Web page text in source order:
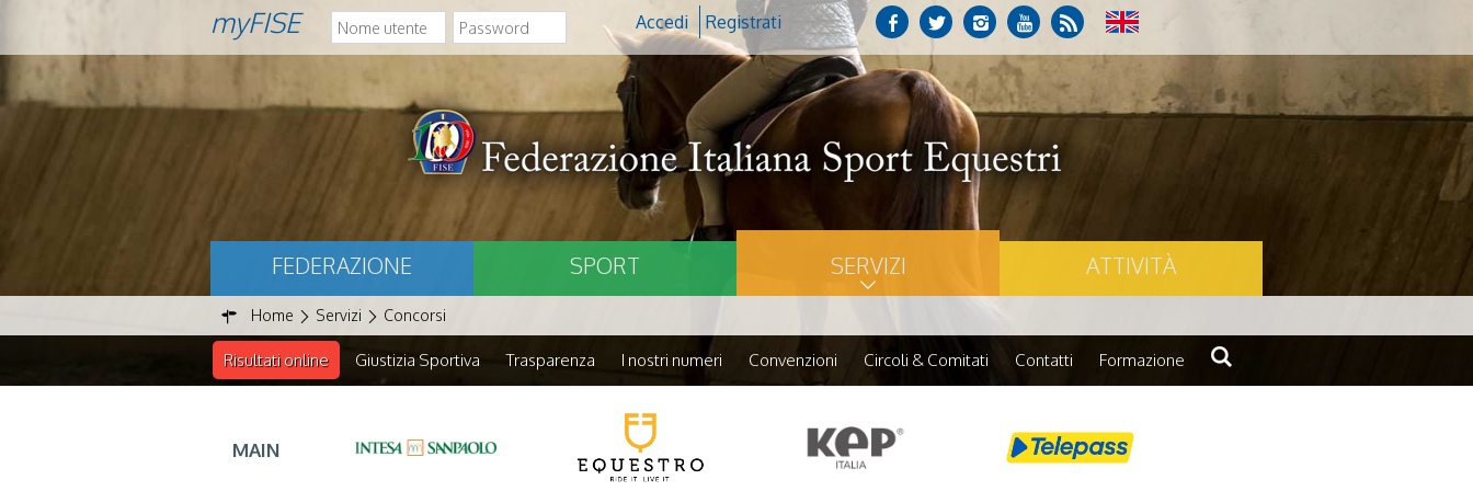
myFISE Accedi Registrati
FEDERAZIONE SPORT SERVIZI ATTIVITÀ
Home Servizi Concorsi
Risultati online Giustizia Sportiva Trasparenza I nostri numeri Convenzioni Circoli & Comitati Contatti Formazione
MAIN